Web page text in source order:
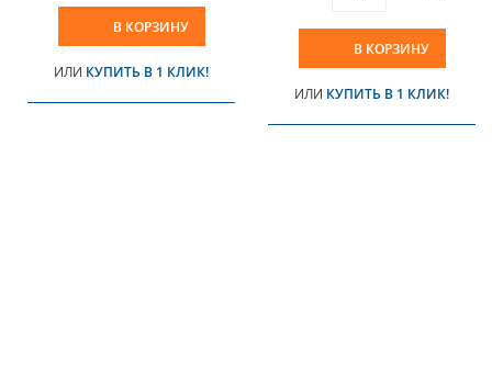
В КОРЗИНУ
ИЛИ КУПИТЬ В 1 КЛИК!
В КОРЗИНУ
ИЛИ КУПИТЬ В 1 КЛИК!